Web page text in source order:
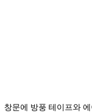
창문에 방풍 테이프와